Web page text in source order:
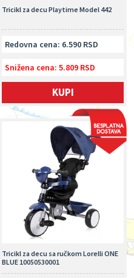
Tricikl za decu Playtime Model 442
Redovna cena: 6.590 RSD
Snižena cena: 5.809 RSD
KUPI
Tricikl za decu sa ručkom Lorelli ONE
BLUE 10050530001